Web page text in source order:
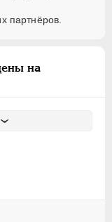
партнёров.
на